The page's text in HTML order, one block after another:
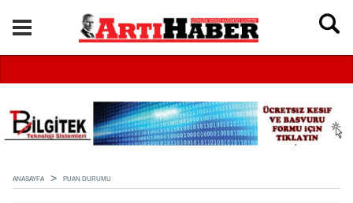
ANASAYFA PUAN DURUMU